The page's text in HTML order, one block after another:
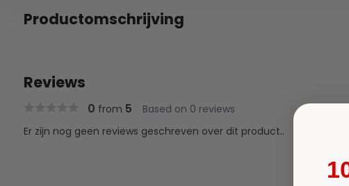
Productomschrijving
Reviews
0 from 5 Based on 0 reviews
Er zijn nog geen reviews geschreven over dit product..